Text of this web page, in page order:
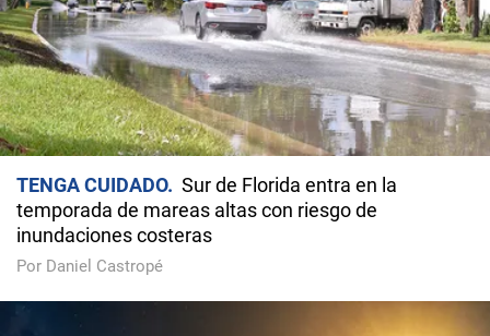
TENGA CUIDADO
Sur de Florida entra en la
temporada de mareas altas con riesgo de
inundaciones costeras
Por Daniel Castropé